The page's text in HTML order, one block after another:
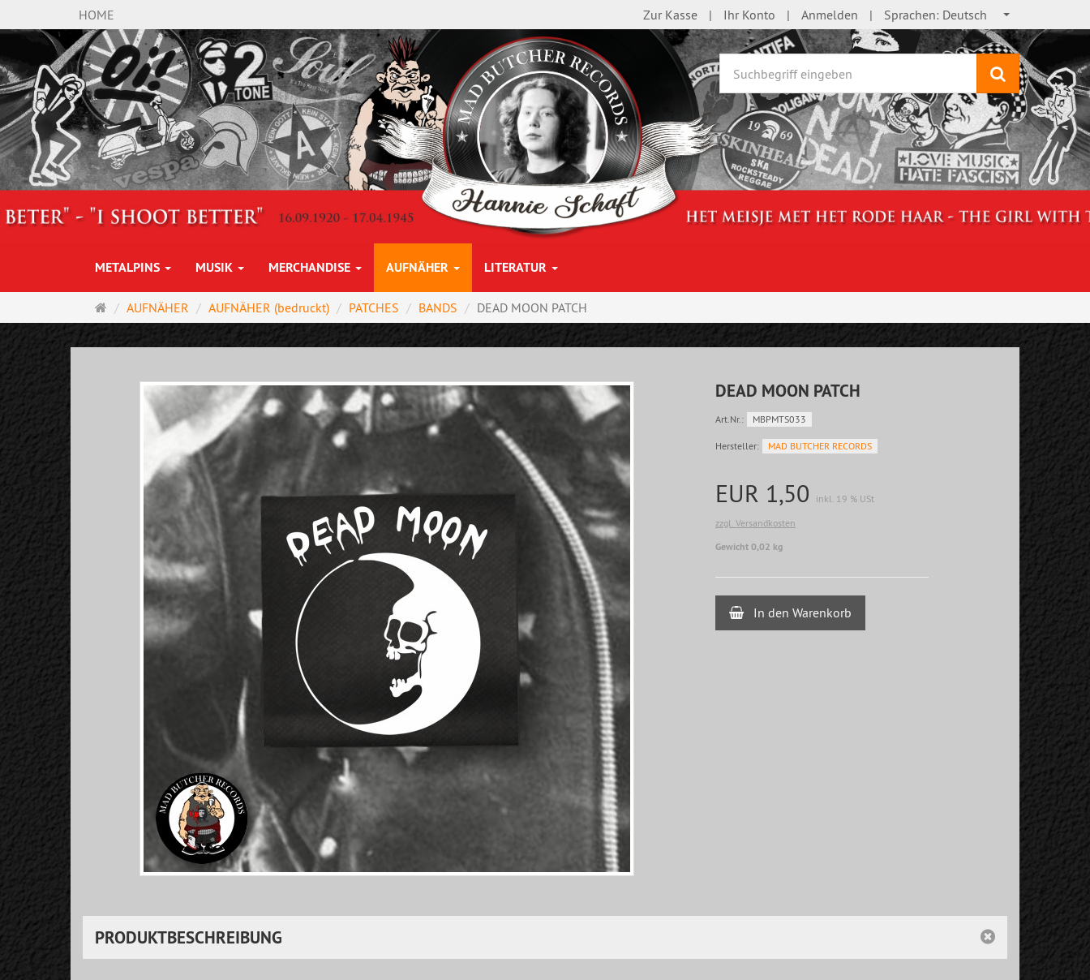
HOME Zur Kasse Ihr Konto Anmelden Sprachen: Deutsch
Suchen
METALPINS MUSIK MERCHANDISE AUFNÄHER LITERATUR
Startseite
AUFNÄHER AUFNÄHER (bedruckt) PATCHES BANDS DEAD MOON PATCH
DEAD MOON PATCH
Art.Nr.: MBPMTS033
Hersteller: MAD BUTCHER RECORDS
EUR 1,50
inkl. 19 % USt
zzgl. Versandkosten
Gewicht 0,02 kg
In den Warenkorb
PRODUKTBESCHREIBUNG